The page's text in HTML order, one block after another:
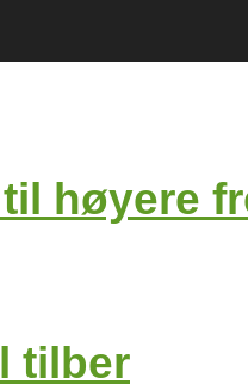
høyere
tilber